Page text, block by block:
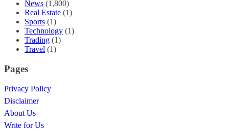
News (1,800)
Real Estate (1)
Sports (1)
Technology (1)
Trading (1)
Travel (1)
Pages
Privacy Policy
Disclaimer
About Us
Write for Us